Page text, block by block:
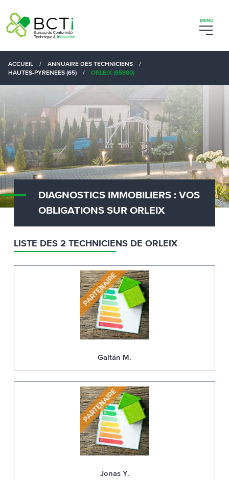
ACCUEIL / ANNUAIRE DES TECHNICIENS
/
HAUTES-PYRENEES (65)
/ ORLEIX (65800)
DIAGNOSTICS IMMOBILIERS : VOS
OBLIGATIONS SUR ORLEIX
LISTE DES 2 TECHNICIENS DE ORLEIX
Gaitán M.
Jonas Y.